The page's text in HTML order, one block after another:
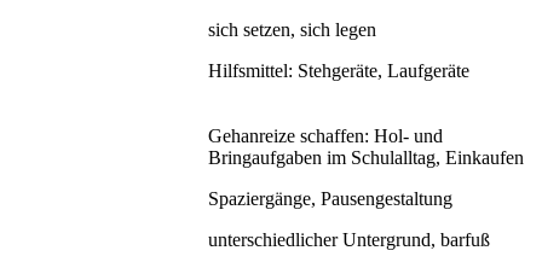
sich setzen, sich legen
Hilfsmittel: Stehgeräte, Laufgeräte
Gehanreize schaffen: Hol- und
Bringaufgaben im Schulalltag, Einkaufen
Spaziergänge, Pausengestaltung
unterschiedlicher Untergrund, barfuß